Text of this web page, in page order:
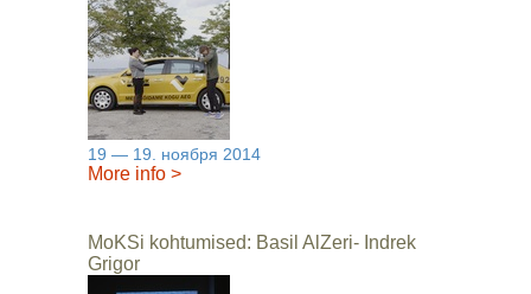
19 — 19. ноября 2014
More info >
MoKSi kohtumised: Basil AlZeri- Indrek
Grigor